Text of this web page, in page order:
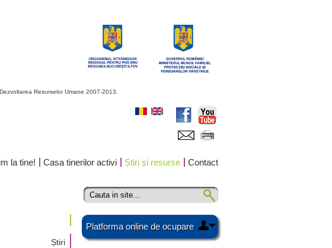
Resurselor Umane 2007-2013.
la tine! Casa tinerilor activi Știri și resurse Contact
Știri
Platforma online de ocupare